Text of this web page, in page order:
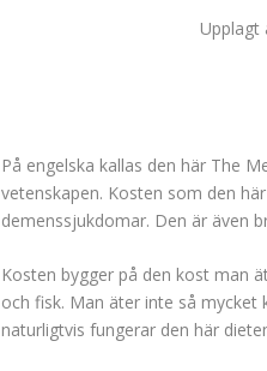
Upplagt
På engelska kallas den här The
vetenskapen. Kosten som den
demenssjukdomar. Den är även
Kosten bygger på den kost man
och fisk. Man äter inte så
naturligtvis fungerar den här